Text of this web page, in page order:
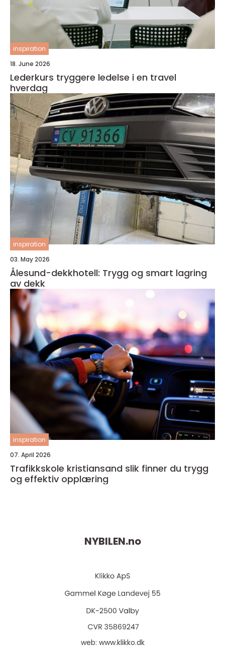
inspiration
18. June 2026
Lederkurs tryggere ledelse i en travel
hverdag
inspiration
03. May 2026
Ålesund-dekkhotell: Trygg og smart lagring
av dekk
inspiration
07. April 2026
Trafikkskole kristiansand slik finner du trygg
og effektiv opplæring
NYBILEN.no
web: www.klikko.dk